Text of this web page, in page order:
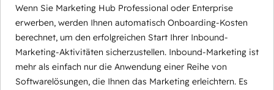
Wenn Sie Marketing Hub Professional oder Enterprise
erwerben, werden Ihnen automatisch Onboarding-Kosten
berechnet, um den erfolgreichen Start Ihrer Inbound-
Marketing-Aktivitäten sicherzustellen. Inbound-Marketing ist
mehr als einfach nur die Anwendung einer Reihe von
Softwarelösungen, die Ihnen das Marketing erleichtern. Es